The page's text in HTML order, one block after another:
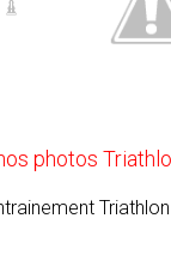
photos
Triathlon